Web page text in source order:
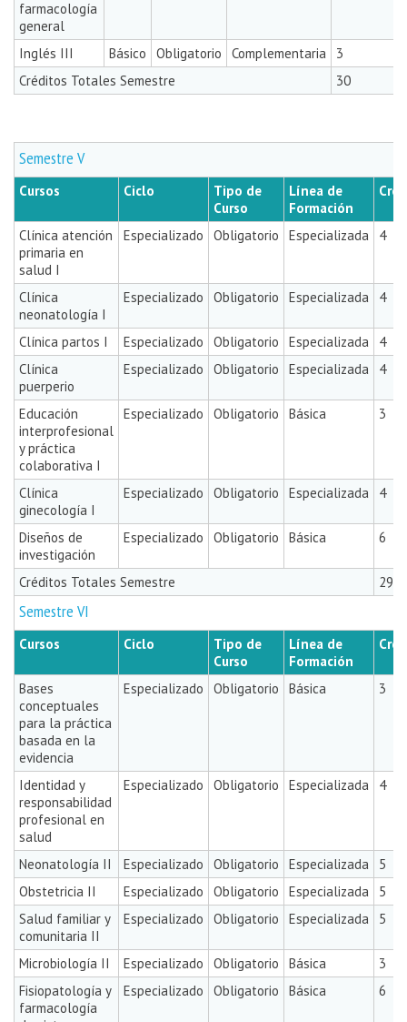
farmacología
general
Inglés III Básico Obligatorio Complementaria
3
Créditos Totales Semestre
30
Semestre V
Cursos Ciclo
Tipo de
Curso
Línea de
Formación
Clínica atención
primaria en
salud I
Especializado Obligatorio Especializada 4
Clínica
neonatología I
Especializado Obligatorio Especializada 4
Clínica partos I Especializado Obligatorio Especializada
4
Clínica
puerperio
Especializado Obligatorio Especializada 4
Educación
interprofesional
y práctica
colaborativa I
Especializado Obligatorio Básica 3
Clínica
ginecología I
Especializado Obligatorio Especializada 4
Diseños de
investigación
Especializado Obligatorio Básica 6
Créditos Totales Semestre 29
Semestre VI
Cursos Ciclo
Tipo de
Curso
Línea de
Formación
Bases
conceptuales
para la práctica
basada en la
evidencia
Especializado Obligatorio Básica 3
Identidad y
responsabilidad
profesional en
salud
Especializado Obligatorio Especializada 4
Neonatología II Especializado Obligatorio Especializada
5
Obstetricia II
Especializado Obligatorio Especializada
5
Salud familiar y
comunitaria II
Especializado Obligatorio Especializada 5
Microbiología II Especializado Obligatorio Básica
3
Fisiopatología y
farmacología
Especializado Obligatorio Básica 6